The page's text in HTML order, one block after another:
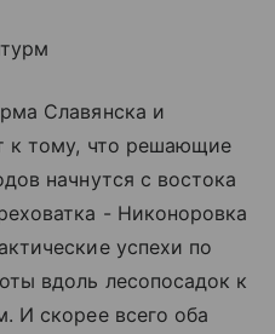
Славянска и
к тому, что решающие
начнутся с востока
- Никоноровка
успехи по
вдоль лесопосадок к
И скорее всего оба